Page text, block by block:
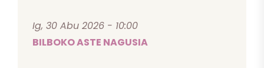
Ig, 30 Abu 2026 - 10:00
BILBOKO ASTE NAGUSIA